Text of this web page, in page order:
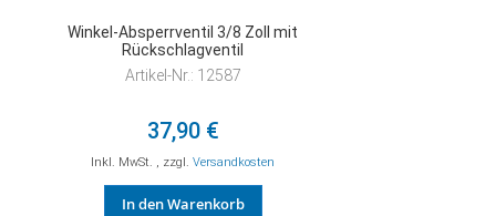
Winkel-Absperrventil 3/8 Zoll mit
Rückschlagventil
Artikel-Nr.: 12587
37,90 €
Inkl. MwSt. , zzgl. Versandkosten
In den Warenkorb